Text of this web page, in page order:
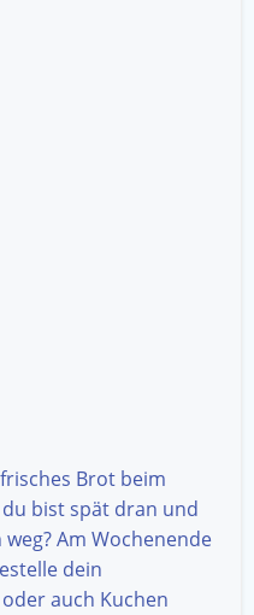
Brot beim
bist spät dran und
Am Wochenende
dein
auch Kuchen